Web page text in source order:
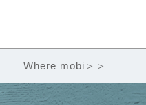
Where mobi＞＞